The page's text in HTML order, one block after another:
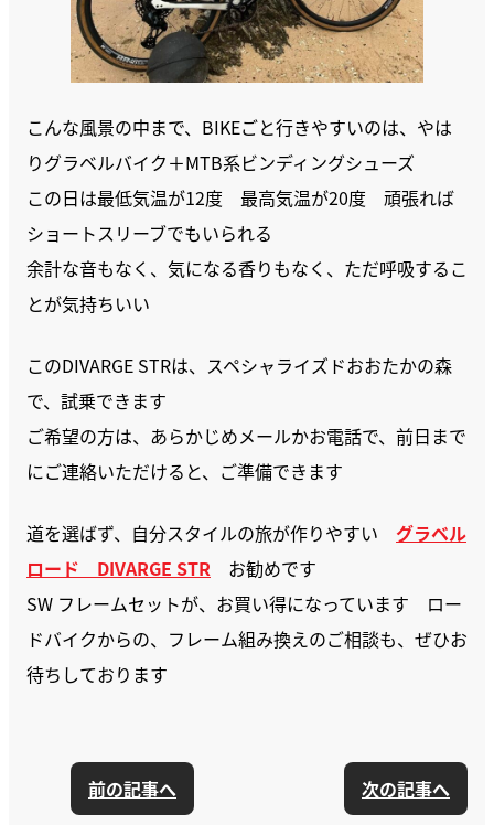
こんな風景の中まで、BIKEごと行きやすいのは、やは
りグラベルバイク＋MTB系ビンディングシューズ
この日は最低気温が12度 最高気温が20度 頑張れば
ショートスリーブでもいられる
余計な音もなく、気になる香りもなく、ただ呼吸するこ
とが気持ちいい
このDIVARGE STRは、スペシャライズドおおたかの森
で、試乗できます
ご希望の方は、あらかじめメールかお電話で、前日まで
にご連絡いただけると、ご準備できます
道を選ばず、自分スタイルの旅が作りやすい グラベル
ロード DIVARGE STR お勧めです
SW フレームセットが、お買い得になっています ロー
ドバイクからの、フレーム組み換えのご相談も、ぜひお
待ちしております
前の記事へ 次の記事へ